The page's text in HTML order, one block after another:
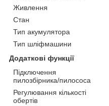
Живлення
Стан
Тип акумулятора
Тип шліфмашини
Додаткові функції
Підключення
пилозбірника/пилососа
Регулювання кількості
обертів